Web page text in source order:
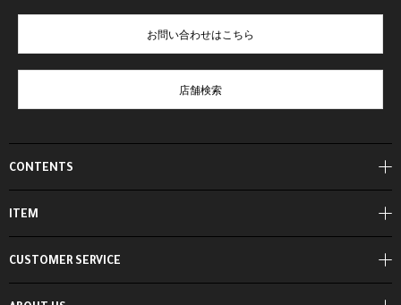
CONTENTS
ITEM
お問い合わせはこちら
店舗検索
CUSTOMER SERVICE